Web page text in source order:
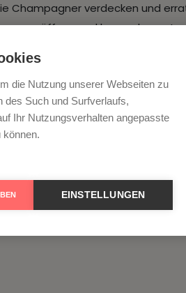
Champagner verdecken und
öffnen und kennenlernen!
die Nutzung unserer Webseiten zu
des Such und Surfverlaufs,
Ihr Nutzungsverhalten angepasste
können.
EINSTELLUNGEN